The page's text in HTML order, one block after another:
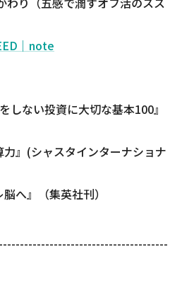
｜note
しない投資に大切な基本100』
力』(シャスタインターナショナ
へ』（集英社刊）​